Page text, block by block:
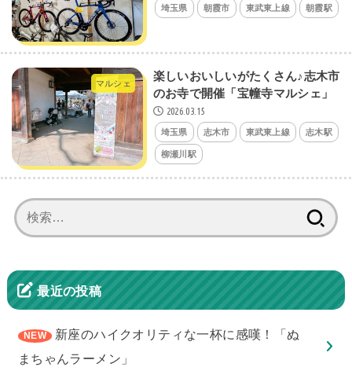
埼玉県 朝霞市 東武東上線 朝霞駅
マルシェ
楽しいおいしいがたくさん♪志木市
のお寺で開催「宝幢寺マルシェ」
2026.03.15
埼玉県 志木市 東武東上線 志木駅
柳瀬川駅
索:
最近の投稿
新座のハイクオリティな一杯に感嘆！「ぬ
まちゃんラーメン」